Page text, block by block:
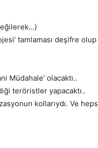
eğilerek…)
tamlaması deşifre olup
Müdahale’ olacaktı..
teröristler yapacaktı..
kollarıydı. Ve